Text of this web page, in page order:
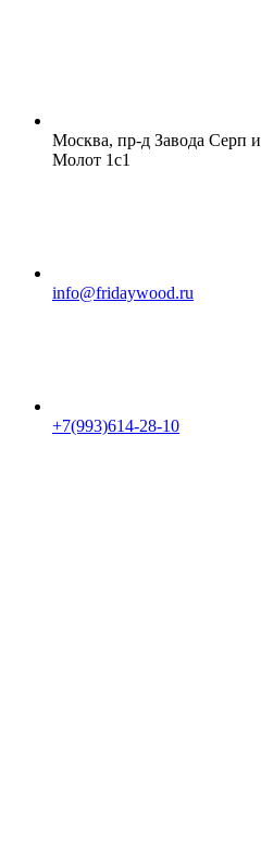
Москва, пр-д Завода Серп и
Молот 1с1
info@fridaywood.ru
+7(993)614-28-10